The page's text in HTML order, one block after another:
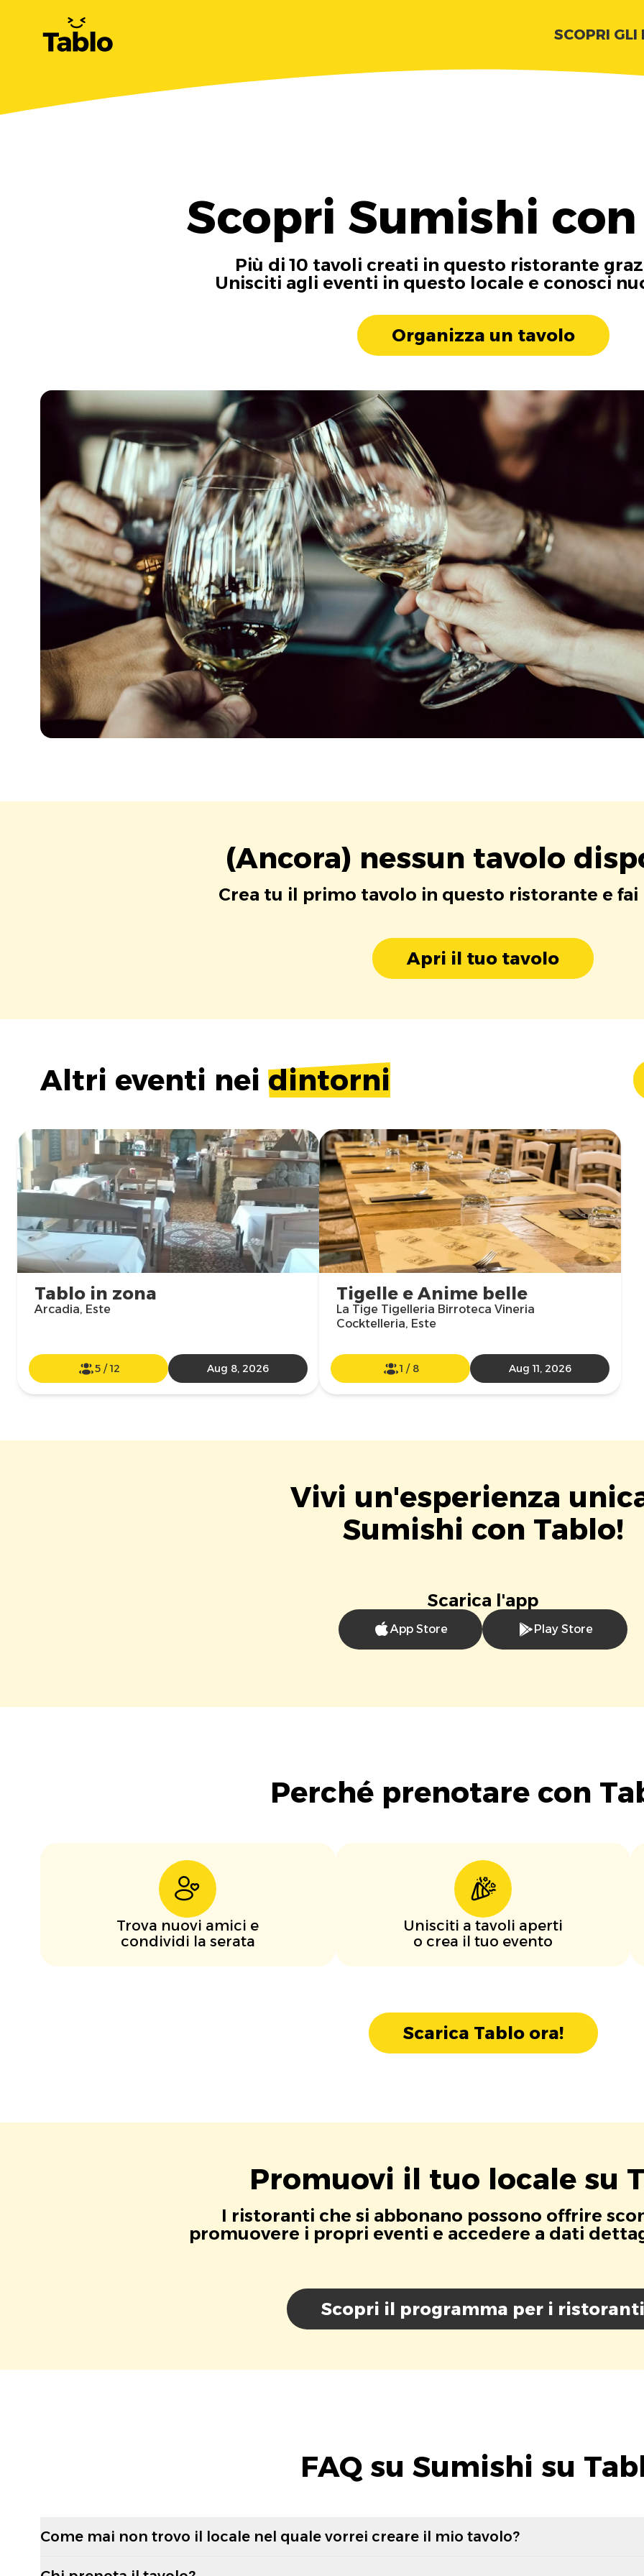
SCOPRI GLI
Scopri Sumishi
Più di 10 tavoli creati in questo ristorante
Unisciti agli eventi in questo locale e conosci
Organizza un tavolo
(Ancora) nessun tavolo
Crea tu il primo tavolo in questo ristorante e fai
Apri il tuo tavolo
Altri eventi nei dintorni
Tablo in zona
Arcadia, Este
5/12 Aug 8, 2026
Tigelle e Anime belle
La Tige Tigelleria Birroteca Vineria
Cocktelleria, Este
1 / 8 Aug 11, 2026
Vivi un'esperienza
Sumishi con Tablo!
Scarica l'app
App Store Play Store
Perché prenotare con
Trova nuovi amici e
condividi la serata
Unisciti a tavoli aperti
o crea il tuo evento
Scarica Tablo ora!
Promuovi il tuo locale su
I ristoranti che si abbonano possono offrire
promuovere i propri eventi e accedere a dati
Scopri il programma per i ristoranti
FAQ su Sumishi su
Come mai non trovo il locale nel quale vorrei creare il mio tavolo?